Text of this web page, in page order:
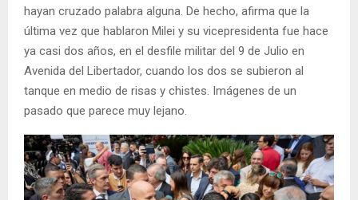
hayan cruzado palabra alguna. De hecho, afirma que la
última vez que hablaron Milei y su vicepresidenta fue hace
ya casi dos años, en el desfile militar del 9 de Julio en
Avenida del Libertador, cuando los dos se subieron al
tanque en medio de risas y chistes. Imágenes de un
pasado que parece muy lejano.